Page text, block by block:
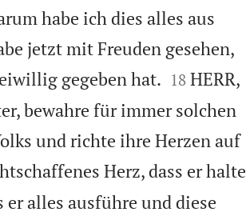
habe ich dies alles aus
jetzt mit Freuden gesehen,
gegeben hat.
18 HERR,
bewahre für immer solchen
und richte ihre Herzen auf
Herz, dass er halte
er alles ausführe und diese